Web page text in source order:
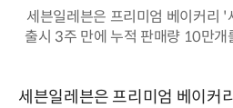
세븐일레븐은 프리미엄 베이커리
출시 3주 만에 누적 판매량 10만개
세븐일레븐은 프리미엄 베이커